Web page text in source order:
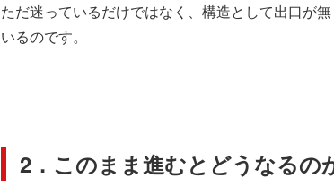
ただ迷っているだけではなく、構造として出口が
いるのです。
2．このまま進むとどうなるの